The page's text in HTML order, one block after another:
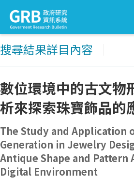
搜尋結果詳目內容
數位環境中的古文物
析來探索珠寶飾品的
The Study and Application
Generation in Jewelry
Antique Shape and Pattern
Digital Environment